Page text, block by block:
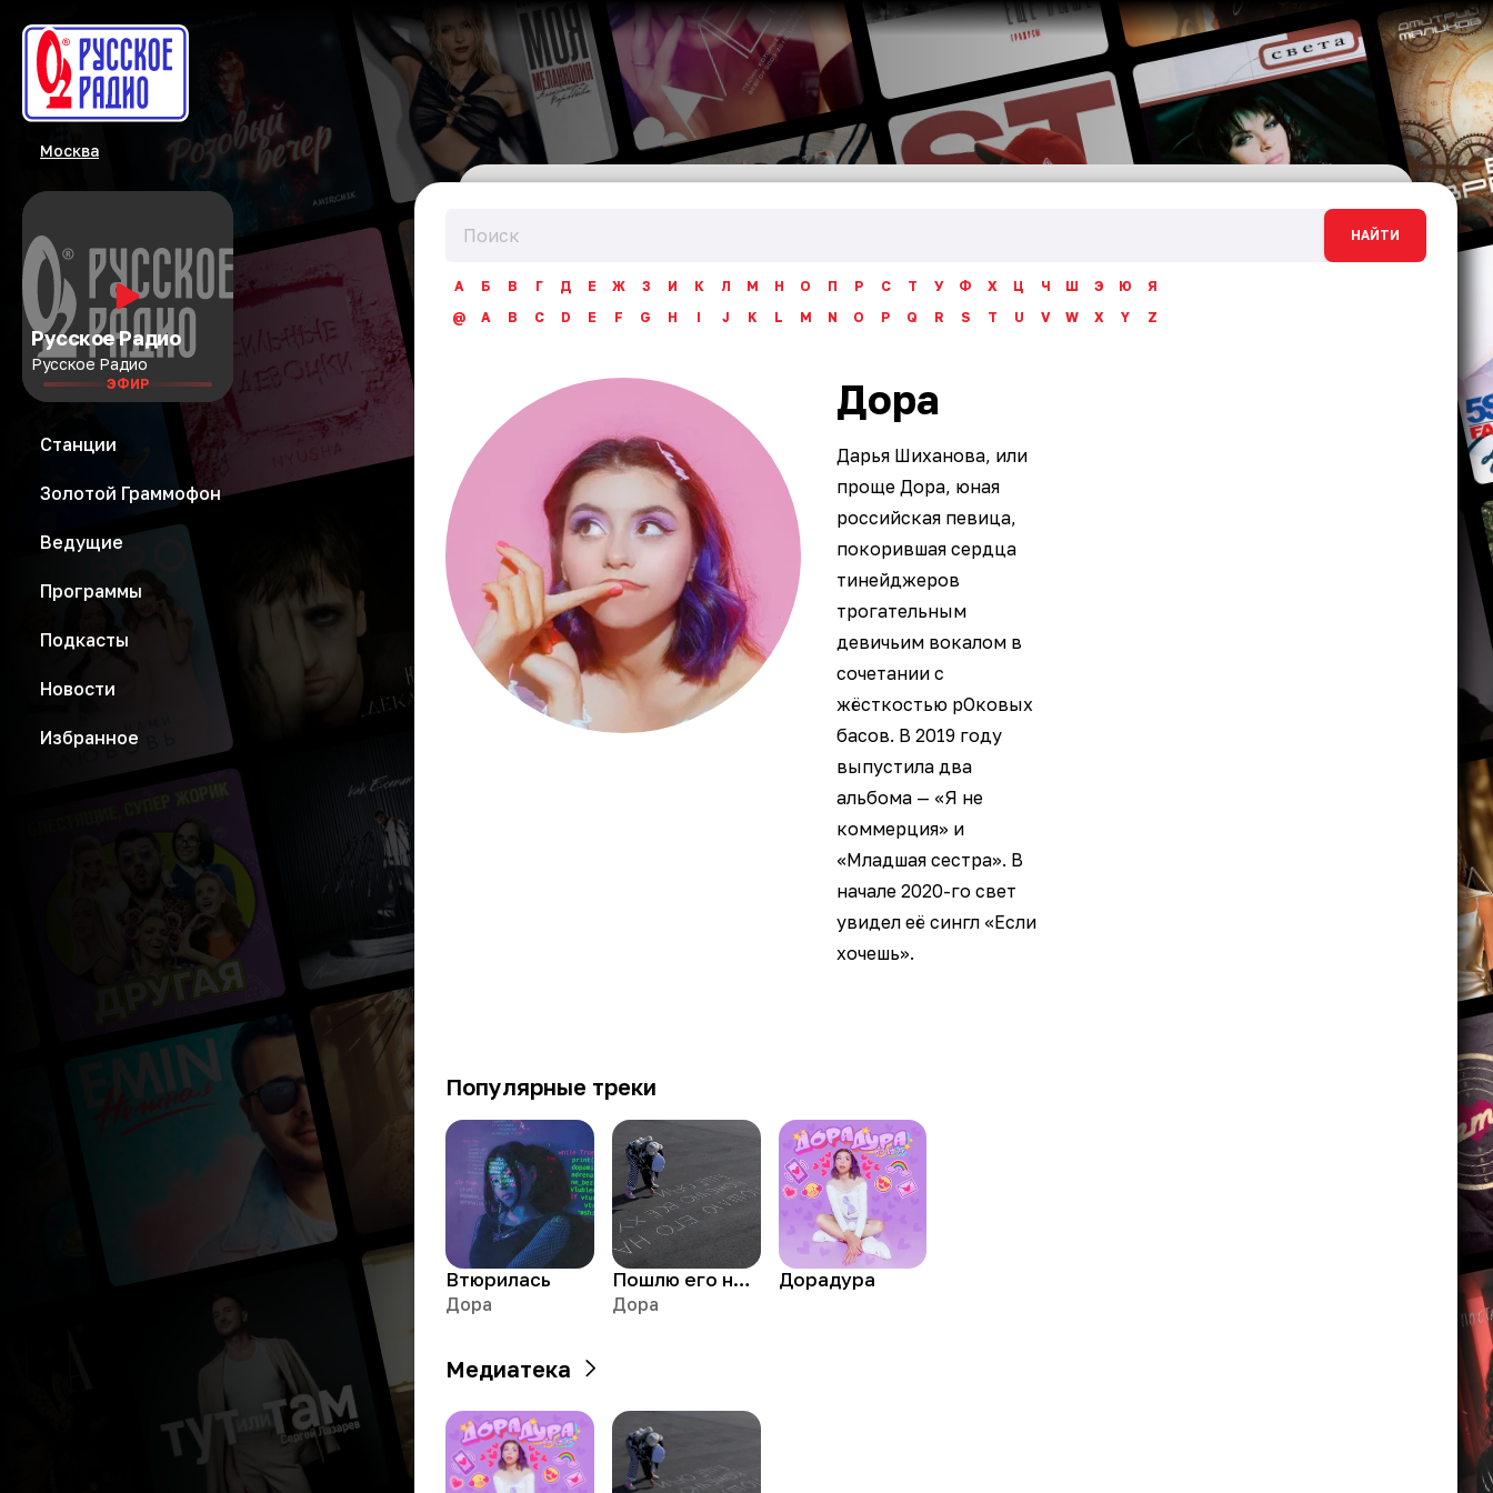
Москва
Русское Радио
Русское Радио
ЭФИР
Станции
Золотой Граммофон
Ведущие
Программы
Подкасты
Новости
Избранное
НАЙТИ
А Б В Г Д Е Ж З И К Л М Н О П Р С Т У Ф Х Ц Ч Ш Э Ю
Я
@
A B C D E F G H I J K L M N O P Q R S T U V W X Y Z
Дора
Дарья Шиханова, или
проще Дора, юная
российская певица,
покорившая сердца
тинейджеров
трогательным
девичьим вокалом в
сочетании с
жёсткостью рОковых
басов. В 2019 году
выпустила два
альбома — «Я не
коммерция» и
«Младшая сестра». В
начале 2020-го свет
увидел её сингл «Если
хочешь».
Популярные треки
Втюрилась
Дора
Пошлю его на...
Дора
Дорадура
Медиатека